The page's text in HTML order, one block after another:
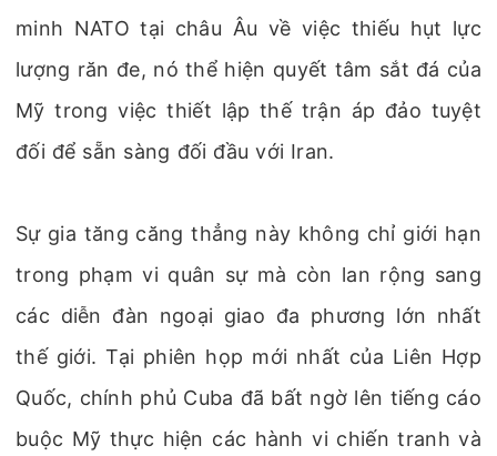
minh NATO tại châu Âu về việc thiếu hụt lực
lượng răn đe, nó thể hiện quyết tâm sắt đá của
Mỹ trong việc thiết lập thế trận áp đảo tuyệt
đối để sẵn sàng đối đầu với Iran.
Sự gia tăng căng thẳng này không chỉ giới hạn
trong phạm vi quân sự mà còn lan rộng sang
các diễn đàn ngoại giao đa phương lớn nhất
thế giới. Tại phiên họp mới nhất của Liên Hợp
Quốc, chính phủ Cuba đã bất ngờ lên tiếng cáo
buộc Mỹ thực hiện các hành vi chiến tranh và